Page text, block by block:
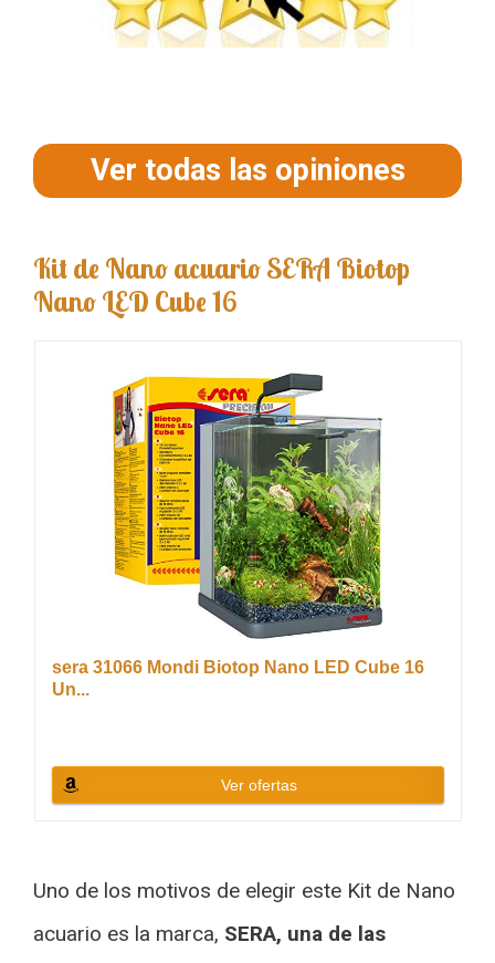
Ver todas las opiniones
Kit de Nano acuario SERA Biotop
Nano LED Cube 16
sera 31066 Mondi Biotop Nano LED Cube 16
Un...
Ver ofertas
Uno de los motivos de elegir este Kit de Nano
acuario es la marca, SERA, una de las